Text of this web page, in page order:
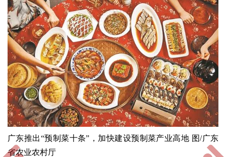
广东推出“预制菜十条”，加快建设预制菜产业高地 图/广东
省农业农村厅